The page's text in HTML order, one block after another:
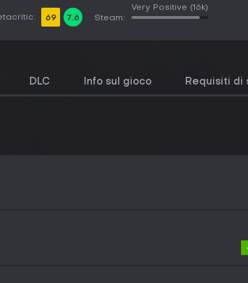
69 7.6 Steam:
Very Positive (16k)
DLC Info sul gioco Requisiti di